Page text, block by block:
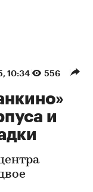
10:34 556
и